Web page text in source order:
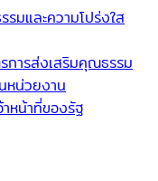
มและความโปร่งใส
การส่งเสริมคุณธรรม
หน่วยงาน
าหน้าที่ของรัฐ